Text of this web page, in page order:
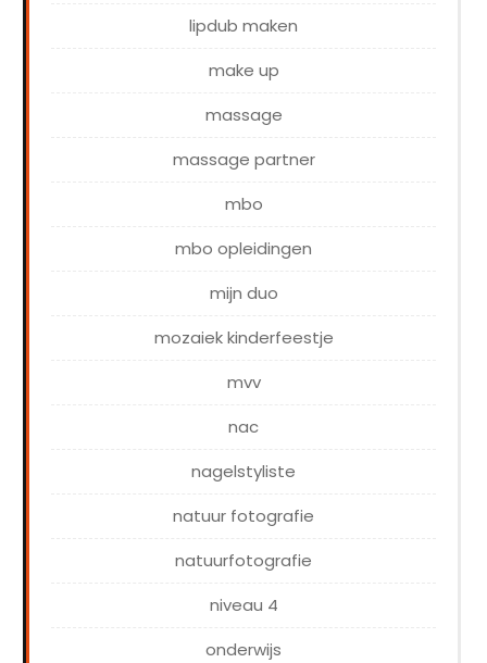
lipdub maken
make up
massage
massage partner
mbo
mbo opleidingen
mijn duo
mozaiek kinderfeestje
mvv
nac
nagelstyliste
natuur fotografie
natuurfotografie
niveau 4
onderwijs